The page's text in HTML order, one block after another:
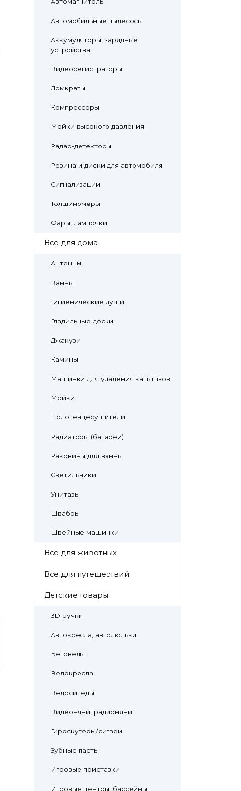
Автомобильные пылесосы
Аккумуляторы, зарядные
устройства
Видеорегистраторы
Домкраты
Компрессоры
Мойки высокого давления
Радар-детекторы
Резина и диски для автомобиля
Сигнализации
Толщиномеры
Фары, лампочки
Все для дома
Антенны
Ванны
Гигиенические души
Гладильные доски
Джакузи
Камины
Машинки для удаления катышков
Мойки
Полотенцесушители
Радиаторы (батареи)
Раковины для ванны
Светильники
Унитазы
Швабры
Швейные машинки
Все для животных
Все для путешествий
Детские товары
3D ручки
Автокресла, автолюльки
Беговелы
Велокресла
Велосипеды
Видеоняни, радионяни
Гироскутеры/сигвеи
Зубные пасты
Игровые приставки
Игровые центры, бассейны